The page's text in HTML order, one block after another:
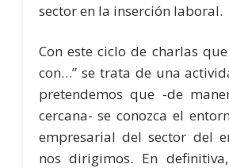
sector en la inserción laboral.
Con este ciclo de charlas que
con…” se trata de una
pretendemos que -de
cercana- se conozca el
empresarial del sector del
nos dirigimos. En